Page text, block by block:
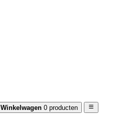
Winkelwagen 0 producten